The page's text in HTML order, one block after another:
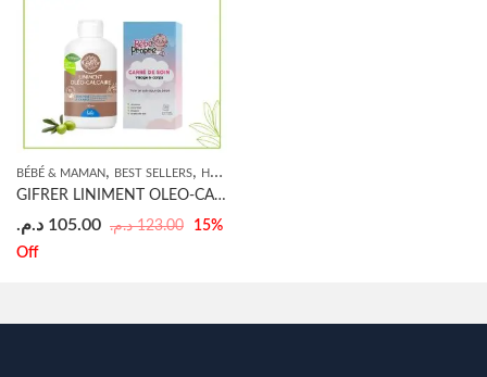
BÉBÉ & MAMAN, BEST SELLERS, HYGIÈNE
GIFRER LINIMENT OLEO-CALCAIRE 250ml +BEBE PROPRE CARRE SOIN
123.00 د.م. 105.00 د.م. 15%
Off